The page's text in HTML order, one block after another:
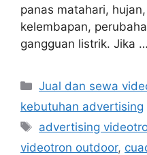
panas matahari,
kelembapan,
gangguan listrik. Jika …
Categories
Jual dan sewa
kebutuhan advertising
Tags
advertising
videotron outdoor,